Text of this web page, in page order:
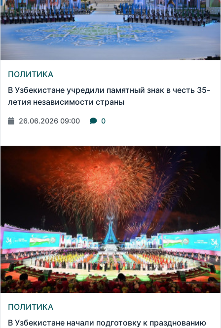
ПОЛИТИКА
В Узбекистане учредили памятный знак в честь 35-
летия независимости страны
26.06.2026 09:00 0
ПОЛИТИКА
В Узбекистане начали подготовку к празднованию